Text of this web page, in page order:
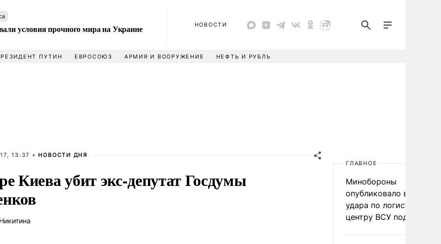
условия прочного мира на Украине НОВОСТИ
ПУТИН ЕВРОСОЮЗ АРМИЯ И ВООРУЖЕНИЕ НЕФТЬ И РУБЛЬ
13:37 • НОВОСТИ ДНЯ
Киева убит экс-депутат Госдумы
ГЛАВНОЕ
Минобороны
опубликовало видео
удара по
центру ВСУ под Киевом